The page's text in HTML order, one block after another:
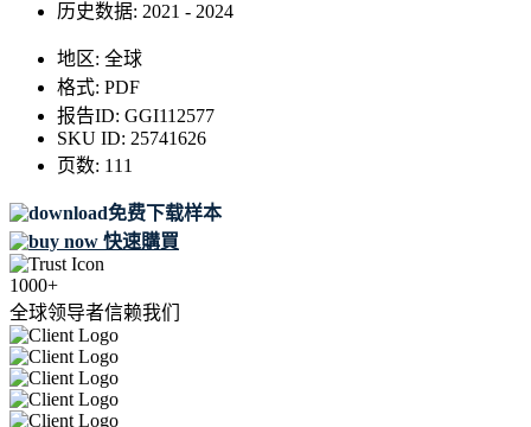
历史数据: 2021 - 2024
地区: 全球
格式: PDF
报告ID: GGI112577
SKU ID: 25741626
页数: 111
免费下载样本
快速購買
1000+
全球领导者信赖我们